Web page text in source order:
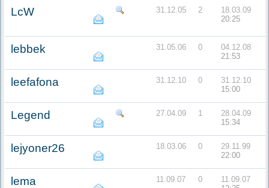
LcW 31.12.05 2
18.03.09
20:25
lebbek 31.05.06 0
04.12.08
21:53
leefafona 31.12.10 0
31.12.10
15:00
Legend 27.04.09 1
28.04.09
15:34
lejyoner26 18.03.06 0
29.11.99
22:00
lema 11.09.07 0
11.09.07